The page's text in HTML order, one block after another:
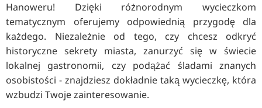
Hanoweru! Dzięki różnorodnym wycieczkom
tematycznym oferujemy odpowiednią przygodę dla
każdego. Niezależnie od tego, czy chcesz odkryć
historyczne sekrety miasta, zanurzyć się w świecie
lokalnej gastronomii, czy podążać śladami znanych
osobistości - znajdziesz dokładnie taką wycieczkę, która
wzbudzi Twoje zainteresowanie.